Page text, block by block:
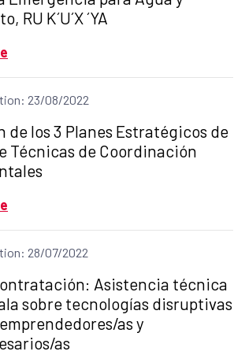
RU K´U´X ´YA
23/08/2022
de los 3 Planes Estratégicos de
Técnicas de Coordinación
28/07/2022
Asistencia técnica
sobre tecnologías disruptivas
as y
as